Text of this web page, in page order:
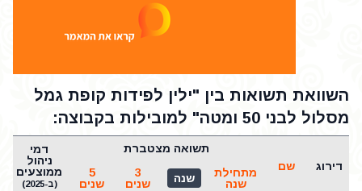
השוואת תשואות בין "ילין לפידות קופת גמל
מסלול לבני 50 ומטה" למובילות בקבוצה:
דירוג שם
תשואה מצטברת
דמי
ניהול
ממוצעים
(ב-2025)
מתחילת
שנה
שנה
3
שנים
5
שנים